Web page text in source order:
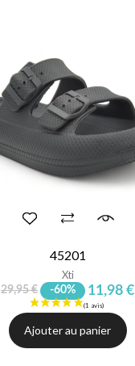
45201
Xti
29,95 € -60% 11,98 €
Ajouter au panier